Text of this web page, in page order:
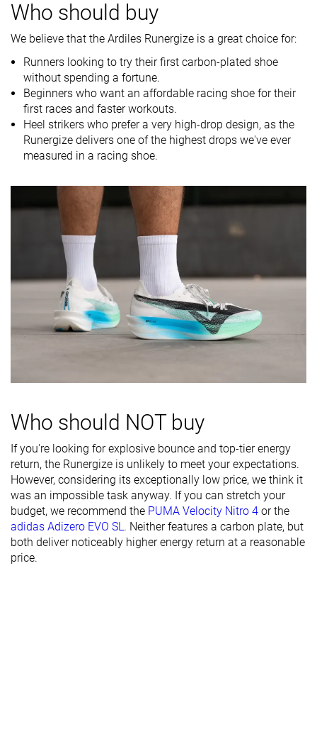
Peso
laboratorio
7.8 oz / 222g
7.5 oz / 213g 7.1 oz / 201g
Lightweight ✓
Drop
laboratorio
Drop marca
14.8 mm
8.0 mm 8.0 mm
Técnica de
Talón
Talla
- Tallan bien Tallan bien
Rigidez de la
Equilibrada Equilibrada
Diferencia de
la rigidez de la
mediasuela
en frío
Pequeña Pequeña
Durabilidad
del acolchado
del talón
Alta Media
Durabilidad
de la suela
exterior
Buena Decente Mala
Transpirabilidad Media Alta
Anchura /
Who should buy
We believe that the Ardiles Runergize is a great choice for:
Runners looking to try their first carbon-plated shoe
without spending a fortune.
Beginners who want an affordable racing shoe for their
first races and faster workouts.
Heel strikers who prefer a very high-drop design, as the
Runergize delivers one of the highest drops we've ever
measured in a racing shoe.
Who should NOT buy
If you're looking for explosive bounce and top-tier energy
return, the Runergize is unlikely to meet your expectations.
However, considering its exceptionally low price, we think it
was an impossible task anyway. If you can stretch your
budget, we recommend the PUMA Velocity Nitro 4 or the
adidas Adizero EVO SL. Neither features a carbon plate, but
both deliver noticeably higher energy return at a reasonable
price.